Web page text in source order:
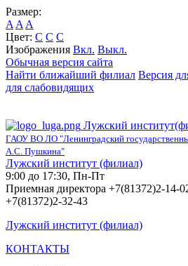
Размер:
A A A
Цвет: C C C
Изображения Вкл. Выкл.
Обычная версия сайта
Найти ближайший филиал Версия
для слабовидящих
Лужский
ГАОУ ВО ЛО "Ленинградский
А.С. Пушкина"
Лужский институт (филиал)
9:00 до 17:30, Пн-Пт
Приемная директора +7(81372)2-14-
+7(81372)2-32-43
Лужский институт (филиал)
КОНТАКТЫ